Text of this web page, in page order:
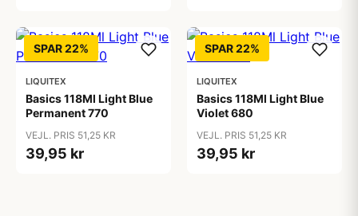
SPAR 22%
LIQUITEX
Basics 118Ml Light Blue
Permanent 770
VEJL. PRIS 51,25 KR
39,95 kr
SPAR 22%
LIQUITEX
Basics 118Ml Light Blue
Violet 680
VEJL. PRIS 51,25 KR
39,95 kr